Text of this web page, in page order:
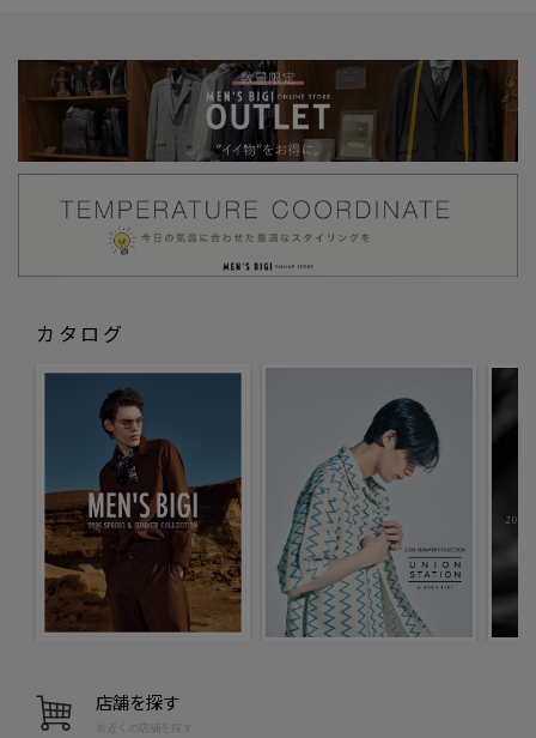
カタログ
店舗を探す
お近くの店舗を探す